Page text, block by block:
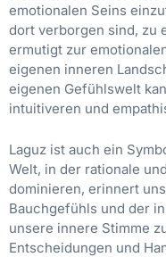
emotionalen Seins
dort verborgen sind, zu
ermutigt zur
eigenen inneren
eigenen Gefühlswelt
intuitiveren und
Laguz ist auch ein
Welt, in der rationale
dominieren, erinnert
Bauchgefühls und der
unsere innere Stimme
Entscheidungen und